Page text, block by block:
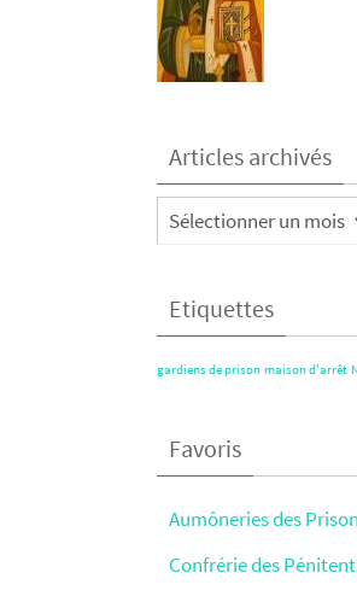
Articles archivés
Articles
archivés
Etiquettes
gardiens de prison maison d'arrêt
Favoris
Aumôneries des
Confrérie des